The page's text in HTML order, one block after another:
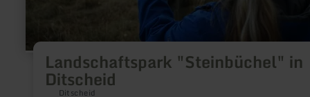
Landschaftspark "Steinbüchel" in
Ditscheid
Ditscheid